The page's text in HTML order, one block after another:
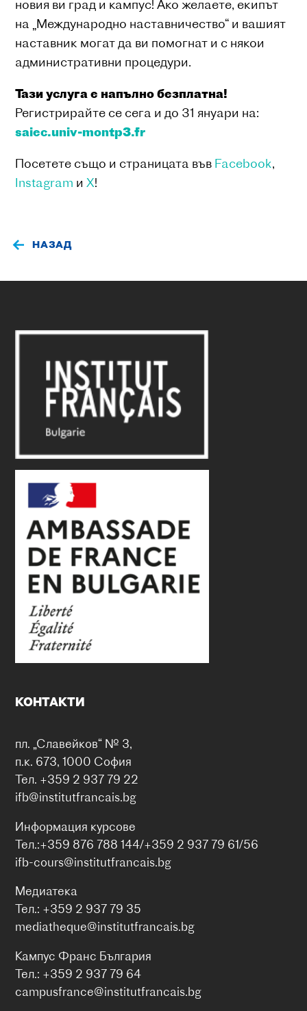
новия ви град и кампус! Ако желаете, екипът
на „Международно наставничество“ и вашият
наставник могат да ви помогнат и с някои
административни процедури.
Тази услуга е напълно безплатна!
Регистрирайте се сега и до 31 януари на:
saiec.univ-montp3.fr
Посетете също и страницата във Facebook,
Instagram иX!
НАЗАД
КОНТАКТИ
пл. „Славейков“ № 3,
п.к. 673, 1000 София
Тел. +359 2 937 79 22
ifb@institutfrancais.bg
Информация курсове
Тел.:+359 876 788 144/+359 2 937 79 61/56
ifb-cours@institutfrancais.bg
Медиатека
Тел.: +359 2 937 79 35
mediatheque@institutfrancais.bg
Кампус Франс България
Тел.: +359 2 937 79 64
campusfrance@institutfrancais.bg